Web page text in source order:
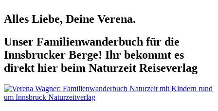
Alles Liebe, Deine Verena.
Unser Familienwanderbuch für die
Innsbrucker Berge! Ihr bekommt es
direkt hier beim Naturzeit Reiseverlag